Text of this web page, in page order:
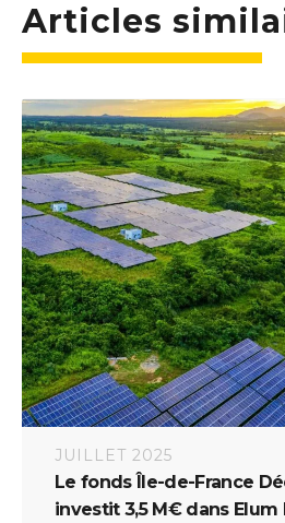
Articles
JUILLET 2025
Le fonds Île-de-France
investit 3,5 M€ dans Elum